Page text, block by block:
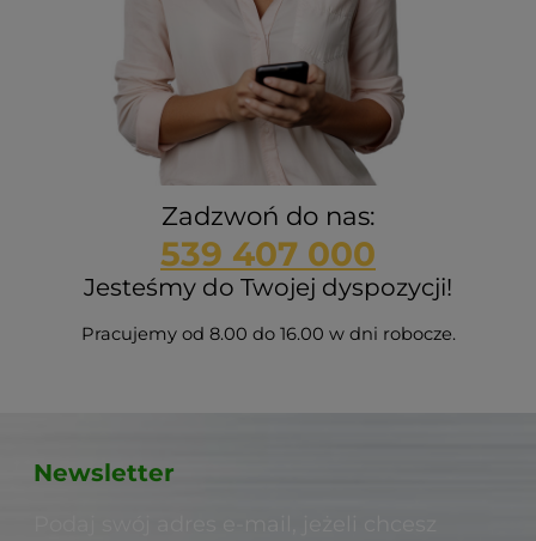
Zadzwoń do nas:
539 407 000
Jesteśmy do Twojej dyspozycji!
Pracujemy od 8.00 do 16.00 w dni robocze.
Newsletter